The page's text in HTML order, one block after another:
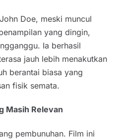
Doe, meski muncul
yang dingin,
Ia berhasil
jauh lebih menakutkan
berantai biasa yang
fisik semata.
Masih Relevan
pembunuhan. Film ini